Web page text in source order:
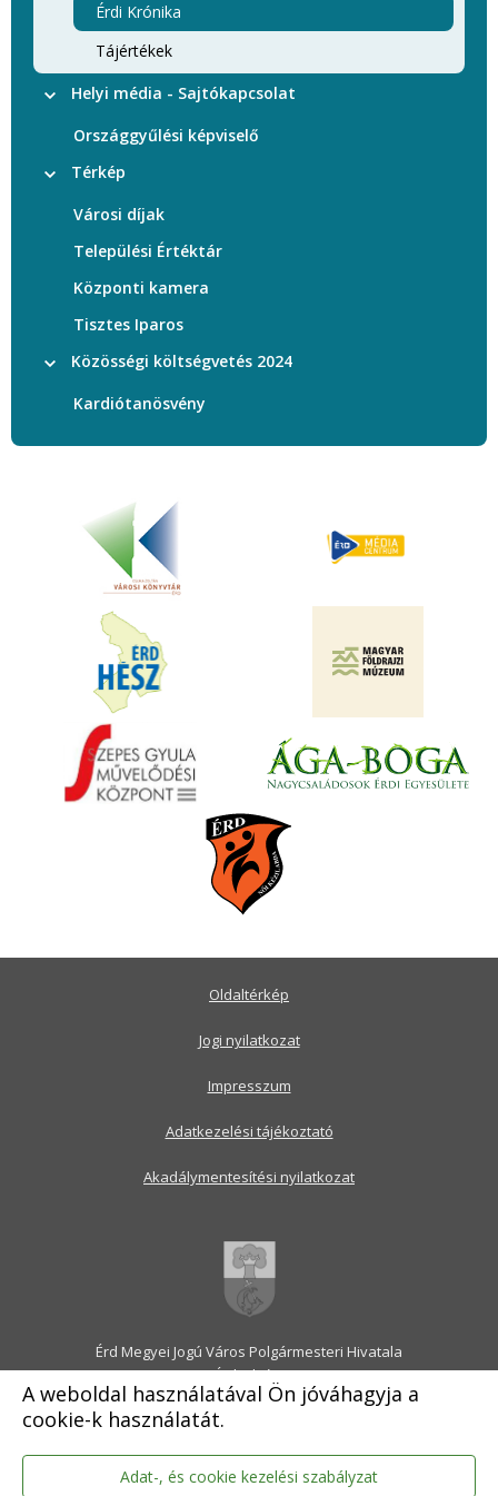
A weboldal használatával Ön jóváhagyja a
cookie-k használatát.
Adat-, és cookie kezelési szabályzat
Érdi Krónika
Tájértékek
Helyi média - Sajtókapcsolat
Országgyűlési képviselő
Térkép
Városi díjak
Települési Értéktár
Központi kamera
Tisztes Iparos
Közösségi költségvetés 2024
Kardiótanösvény
Érd Megyei Jogú Város Polgármesteri Hivatala
2030 Érd, Alsó utca 1.
Levélcím: 2031 Érd, Pf.: 31
E-mail:onkormanyzat@erd.hu
Telefonközpont:06-23-522-300
Ügyfélszolgálat:06-23-522-301
Oldaltérkép
Jogi nyilatkozat
Impresszum
Adatkezelési tájékoztató
Akadálymentesítési nyilatkozat